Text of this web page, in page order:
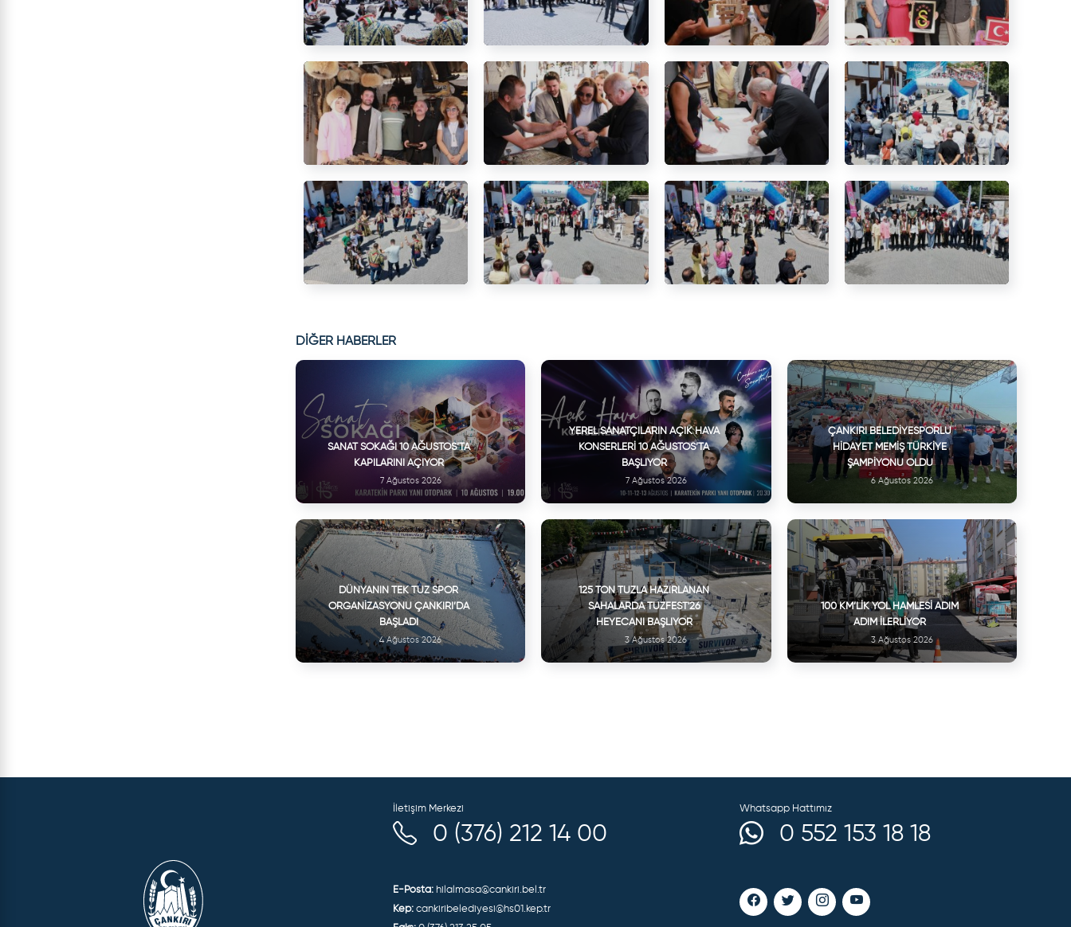
DİĞER HABERLER
SANAT SOKAĞI 10 AĞUSTOS’TA
KAPILARINI AÇIYOR
7 Ağustos 2026
YEREL SANATÇILARIN AÇIK HAVA
KONSERLERI 10 AĞUSTOS’TA
BAŞLIYOR
7 Ağustos 2026
ÇANKIRI BELEDIYESPORLU
HIDAYET MEMIŞ TÜRKIYE
ŞAMPIYONU OLDU
6 Ağustos 2026
DÜNYANIN TEK TUZ SPOR
ORGANIZASYONU ÇANKIRI’DA
BAŞLADI
4 Ağustos 2026
125 TON TUZLA HAZIRLANAN
SAHALARDA TUZFEST'26
HEYECANI BAŞLIYOR
3 Ağustos 2026
100 KM’LIK YOL HAMLESI ADIM
ADIM İLERLIYOR
3 Ağustos 2026
İletişim Merkezi
0 (376) 212 14 00
Whatsapp Hattımız
0 552 153 18 18
E-Posta: hilalmasa@cankiri.bel.tr
Kep: cankiribelediyesi@hs01.kep.tr